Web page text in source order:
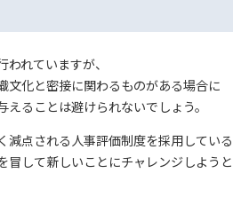
れていますが、
文化と密接に関わるものがある場合に
ることは避けられないでしょう。
減点される人事評価制度を採用している
冒して新しいことにチャレンジしようと